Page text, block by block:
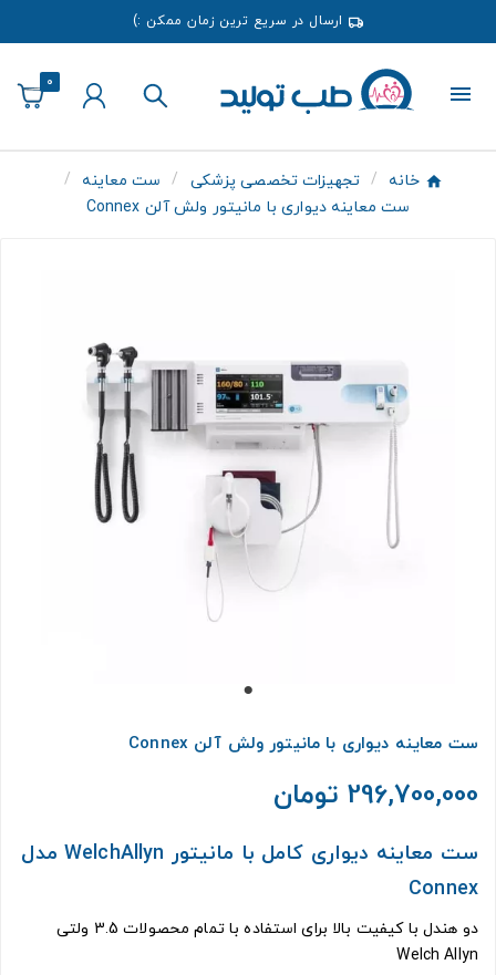
ارسال در سریع ترین زمان ممکن :)
0
خانه تجهیزات تخصصی پزشکی
ست معاینه
ست معاينه ديواری با مانیتور ولش آلن Connex
ست معاينه ديواری با مانیتور ولش آلن Connex
296,700,000 تومان
ست معاينه ديواری کامل با مانیتور WelchAllyn مدل
Connex
دو هندل با کیفیت بالا برای استفاده با تمام محصولات 3.5 ولتی
Welch Allyn